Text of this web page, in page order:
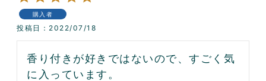
購入者
投稿日 2022/07/18
香り付きが好きではないので、すごく気
に入っています。